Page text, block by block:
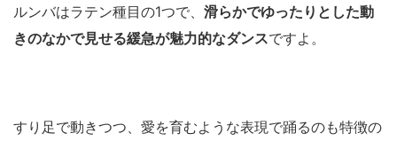
ルンバはラテン種目の1つで、 滑らかでゆったりとした動
きのなかで見せる緩急が魅力的なダンスですよ。
すり足で動きつつ、愛を育むような表現で踊るのも特徴の